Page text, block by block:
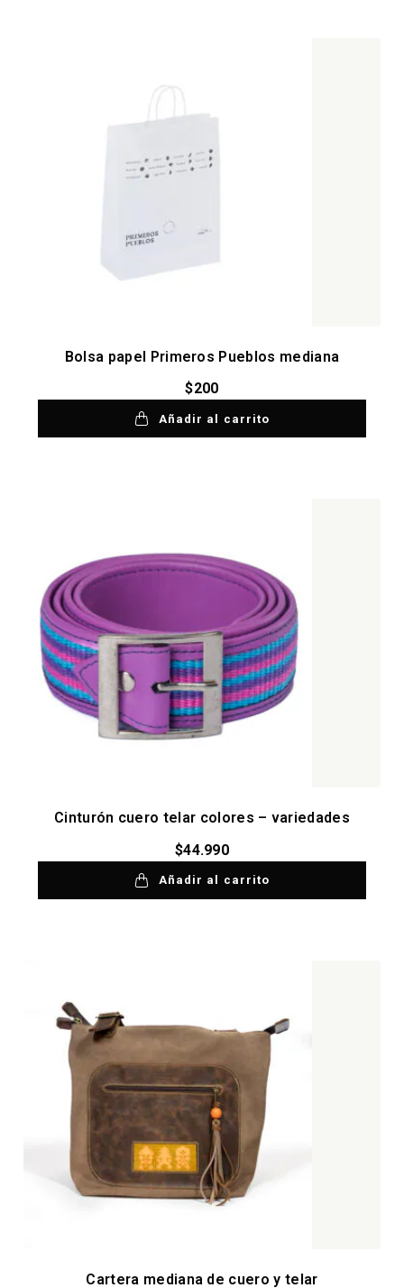
Bolsa papel Primeros Pueblos mediana
$200
Añadir al carrito
Cinturón cuero telar colores – variedades
$44.990
Añadir al carrito
Cartera mediana de cuero y telar